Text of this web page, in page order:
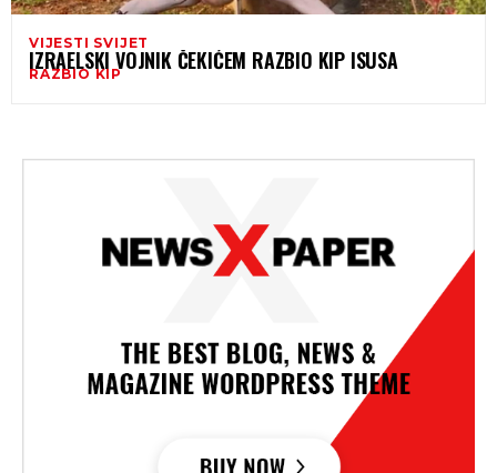
VIJESTI SVIJET
IZRAELSKI VOJNIK ČEKIĆEM RAZBIO KIP ISUSA
RAZBIO KIP